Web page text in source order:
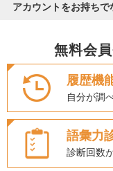
アカウントをお持ちで
無料会
履歴機
自分が調
語彙力
診断回数